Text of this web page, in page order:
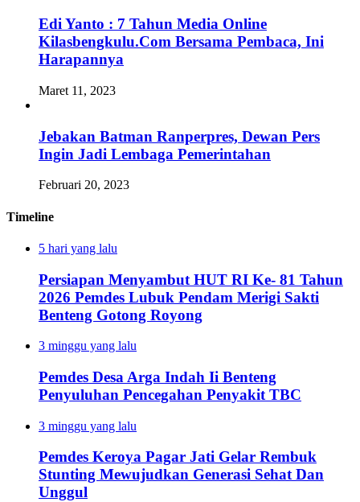
Edi Yanto : 7 Tahun Media Online
Kilasbengkulu.Com Bersama Pembaca, Ini
Harapannya
Maret 11, 2023
Jebakan Batman Ranperpres, Dewan Pers
Ingin Jadi Lembaga Pemerintahan
Februari 20, 2023
Timeline
5 hari yang lalu
Persiapan Menyambut HUT RI Ke- 81 Tahun
2026 Pemdes Lubuk Pendam Merigi Sakti
Benteng Gotong Royong
3 minggu yang lalu
Pemdes Desa Arga Indah Ii Benteng
Penyuluhan Pencegahan Penyakit TBC
3 minggu yang lalu
Pemdes Keroya Pagar Jati Gelar Rembuk
Stunting Mewujudkan Generasi Sehat Dan
Unggul